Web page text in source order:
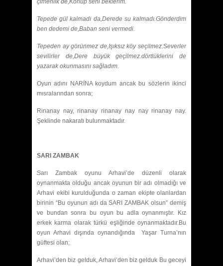
çimenlik de,Konup seni beklerim.
Tepede gül kalmadı da,Derede su kalmadı.Gönderdim
ben dedemi de,Baban seni vermedi.
Tepeden ay görünmez de,Işıksız köy seçilmez.Severler
sevilirler de,Dere büyük geçilmez.dörtlüklerini de
yazarak okunmasını sağladım.
Oyun adını NARİNA koydum ancak bu sözlerin ikinci
mısralarından sonra;
Rinanay nay, rinanay rinanay nay nay rinanay nay.
Şeklinde nakaratı bulunmaktadır.
SARI ZAMBAK
Sarı Zambak oyunu Arhavi’de düzenli olarak
oynanmakta olduğu ancak oyunun bir adı olmadığı ve
Arhavi ekibi kurulduğunda o zaman ekipte olanlardan
birinin “Bu oyunun adı da SARI ZAMBAK olsun” demiş
ve bundan sonra bu oyun bu adla oynanmıştır. Kız
erkek karma olarak türkü eşliğinde oynanmaktadır.Bu
oyun Arhavi dışında oynandığında Yaşar Turna’nın
güftesi olan;
Arhavi’den biz gelduk, Arhavi’den biz gelduk Bu geceyi